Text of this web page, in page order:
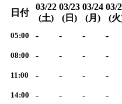
日付
03/22
(土)
03/23
(日)
03/24
(月)
03/
(
05:00 - - - -
08:00 - - - -
11:00 - - - -
14:00 - - - -